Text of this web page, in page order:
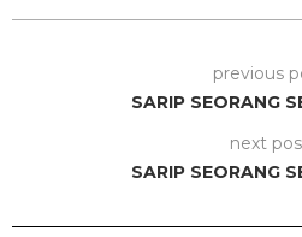
previous
SARIP SEORANG
next
SARIP SEORANG